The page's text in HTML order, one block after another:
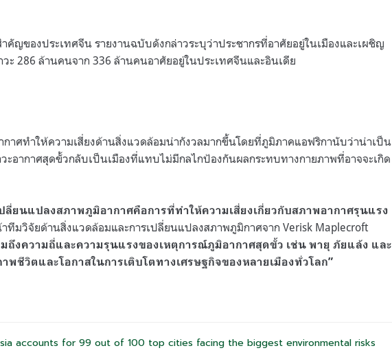
ญของประเทศจีน รายงานฉบับดังกล่าวระบุว่าประชากรที่อาศัยอยู่ในเมืองและเผชิญ
วะ 286 ล้านคนจาก 336 ล้านคนอาศัยอยู่ในประเทศจีนและอินเดีย
าศทำให้ความเสี่ยงด้านสิ่งแวดล้อมน่ากังวลมากขึ้นโดยที่ภูมิภาคแอฟริกานับว่าน่าเป็น
ะอากาศสุดขั้วกลับเป็นเมืองที่แทบไม่มีกลไกป้องกันผลกระทบทางกายภาพที่อาจจะเกิด
ลี่ยนแปลงสภาพภูมิอากาศคือการที่ทำให้ความเสี่ยงเกี่ยวกับสภาพอากาศรุนแรง
ทีมวิจัยด้านสิ่งแวดล้อมและการเปลี่ยนแปลงสภาพภูมิกาศจาก Verisk Maplecroft
ถึงความถี่และความรุนแรงของเหตุการณ์ภูมิอากาศสุดขั้ว เช่น พายุ ภัยแล้ง และ
ชีวิตและโอกาสในการเติบโตทางเศรษฐกิจของหลายเมืองทั่วโลก”
accounts for 99 out of 100 top cities facing the biggest environmental risks